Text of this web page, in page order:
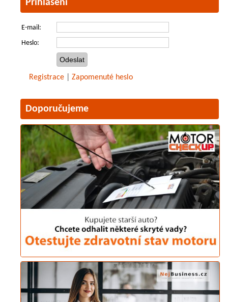
Přihlášení
E-mail:
Heslo:
Registrace Zapomenuté heslo
Doporučujeme